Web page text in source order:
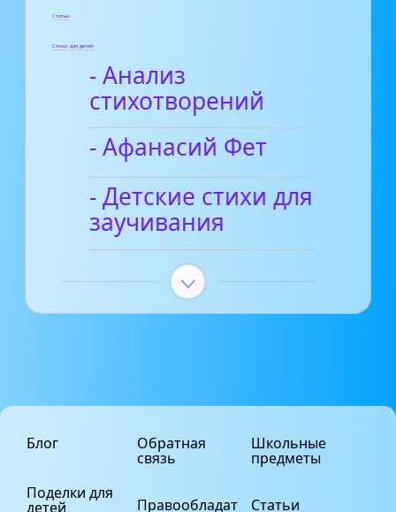
Статьи
Стихи для детей
- Анализ
стихотворений
- Афанасий Фет
- Детские стихи для
заучивания
Блог
Поделки для
детей
Обратная
связь
Правообладат
Школьные
предметы
Статьи